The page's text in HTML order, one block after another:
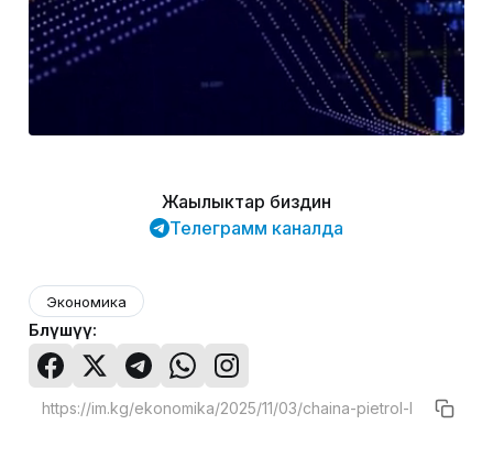
Жаңылыктар биздин
Телеграмм каналда
Экономика
Бөлүшүү: